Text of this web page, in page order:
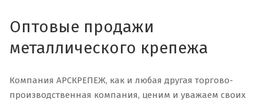
Оптовые продажи
металлического крепежа
Компания АРСКРЕПЕЖ, как и любая другая торгово-
производственная компания, ценим и уважаем своих